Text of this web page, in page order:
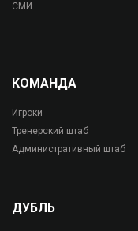
СМИ
КОМАНДА
Игроки
Тренерский штаб
Административный штаб
ДУБЛЬ